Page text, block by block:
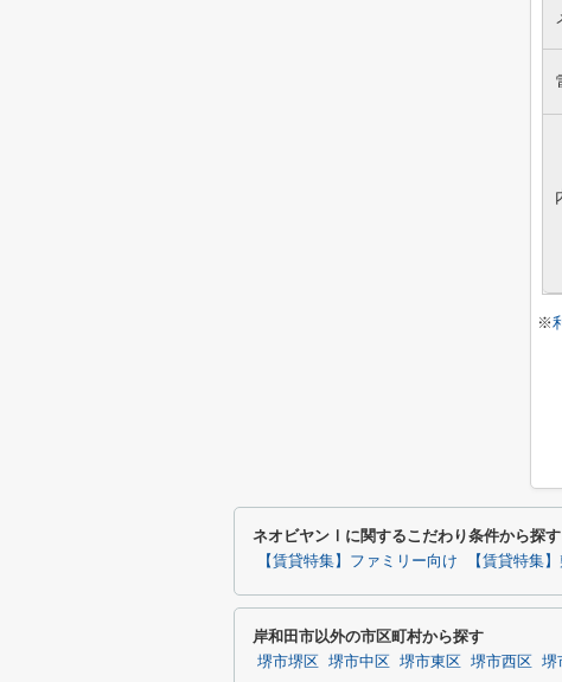
※
ネオビヤンⅠに関するこだわり条件から探す
【賃貸特集】ファミリー向け 【賃貸特集
岸和田市以外の市区町村から探す
堺市堺区 堺市中区 堺市東区 堺市西区 堺